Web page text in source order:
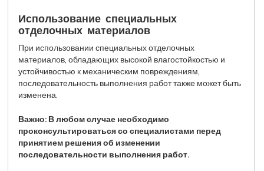
Использование специальных
отделочных материалов
При использовании специальных отделочных
материалов, обладающих высокой влагостойкостью и
устойчивостью к механическим повреждениям,
последовательность выполнения работ также может быть
изменена.
Важно: В любом случае необходимо
проконсультироваться со специалистами перед
принятием решения об изменении
последовательности выполнения работ.